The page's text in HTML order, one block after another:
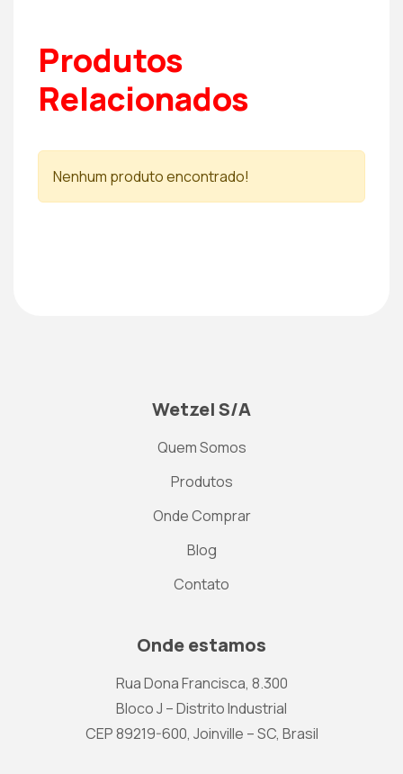
Produtos
Relacionados
Nenhum produto encontrado!
Wetzel S/A
Quem Somos
Produtos
Onde Comprar
Blog
Contato
Onde estamos
Rua Dona Francisca, 8.300
Bloco J – Distrito Industrial
CEP 89219-600, Joinville – SC, Brasil